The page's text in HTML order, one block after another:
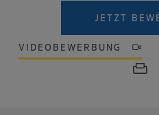
JETZT
VIDEOBEWERBUNG